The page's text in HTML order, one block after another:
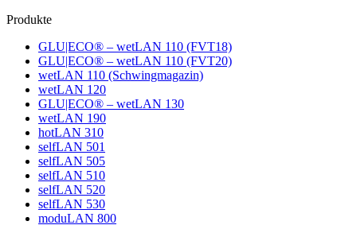
Produkte
GLU|ECO® – wetLAN 110 (FVT18)
GLU|ECO® – wetLAN 110 (FVT20)
wetLAN 110 (Schwingmagazin)
wetLAN 120
GLU|ECO® – wetLAN 130
wetLAN 190
hotLAN 310
selfLAN 501
selfLAN 505
selfLAN 510
selfLAN 520
selfLAN 530
moduLAN 800